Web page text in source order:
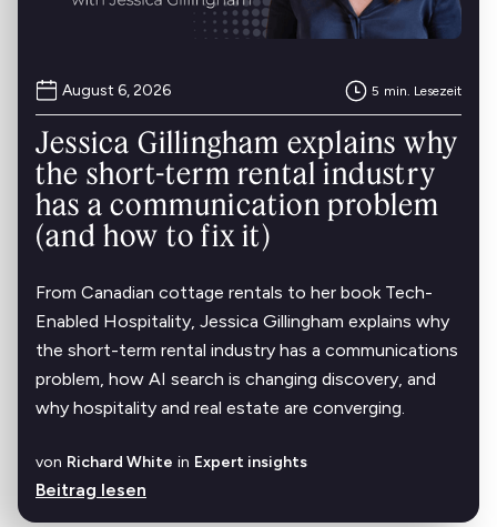
August 6, 2026 5 min. Lesezeit
Jessica Gillingham explains why
the short-term rental industry
has a communication problem
(and how to fix it)
From Canadian cottage rentals to her book Tech-
Enabled Hospitality, Jessica Gillingham explains why
the short-term rental industry has a communications
problem, how AI search is changing discovery, and
why hospitality and real estate are converging.
von Richard White in Expert insights
Beitrag lesen